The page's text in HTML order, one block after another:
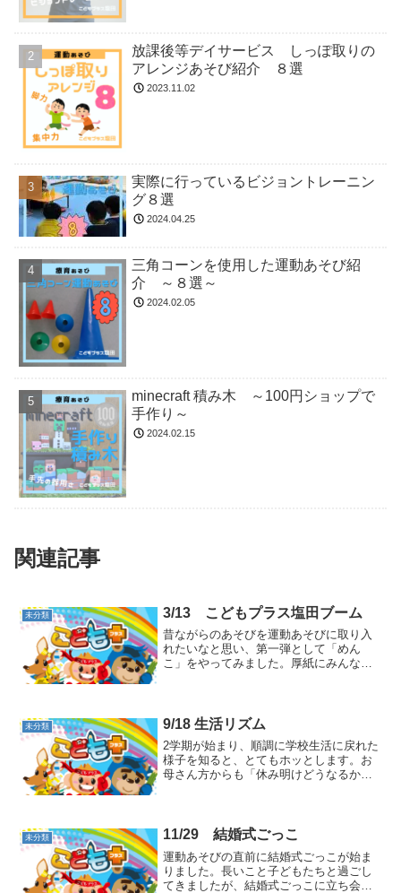
放課後等デイサービス しっぽ取りの
アレンジあそび紹介 ８選
2023.11.02
実際に行っているビジョントレーニン
グ８選
2024.04.25
三角コーンを使用した運動あそび紹
介 ～８選～
2024.02.05
minecraft 積み木 ～100円ショップで
手作り～
2024.02.15
関連記事
未分類 3/13 こどもプラス塩田ブーム
昔ながらのあそびを運動あそびに取り入
れたいなと思い、第一弾として「めん
こ」をやってみました。厚紙にみんなの
が、なかなかひっくり返らず...
未分類 9/18 生活リズム
2学期が始まり、順調に学校生活に戻れた
様子を知ると、とてもホッとします。お
母さん方からも「休み明けどうなるか心
ていたり、ゲームばかり...
未分類 11/29 結婚式ごっこ
運動あそびの直前に結婚式ごっこが始ま
りました。長いこと子どもたちと過ごし
てきましたが、結婚式ごっこに立ち会う